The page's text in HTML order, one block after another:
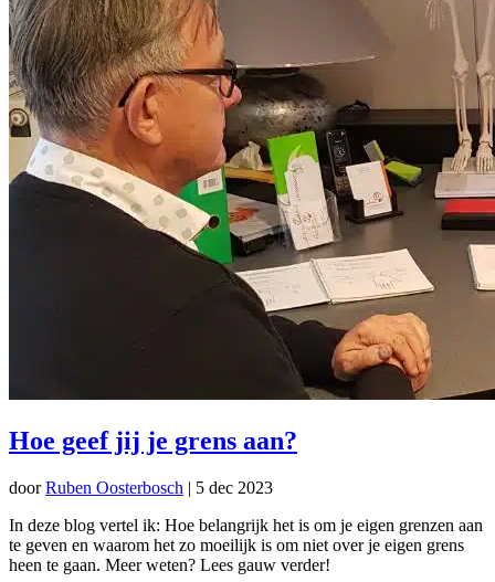
Hoe geef jij je grens aan?
doorRuben Oosterbosch | 5 dec 2023
In deze blog vertel ik: Hoe belangrijk het is om je eigen grenzen aan
te geven en waarom het zo moeilijk is om niet over je eigen grens
heen te gaan. Meer weten? Lees gauw verder!